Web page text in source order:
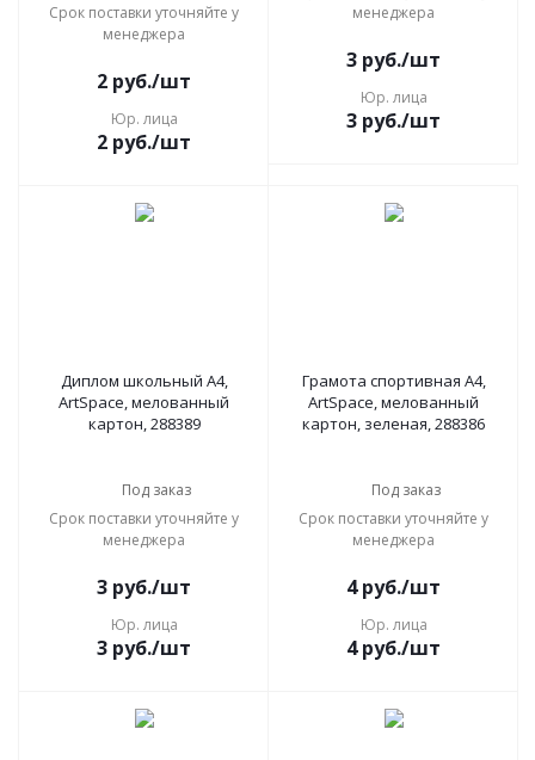
Срок поставки уточняйте у
менеджера
2 руб./шт
Юр. лица
2 руб./шт
менеджера
3 руб./шт
Юр. лица
3 руб./шт
Диплом школьный А4,
ArtSpace, мелованный
картон, 288389
Под заказ
Срок поставки уточняйте у
менеджера
3 руб./шт
Юр. лица
3 руб./шт
Грамота спортивная А4,
ArtSpace, мелованный
картон, зеленая, 288386
Под заказ
Срок поставки уточняйте у
менеджера
4руб./шт
Юр. лица
4руб./шт